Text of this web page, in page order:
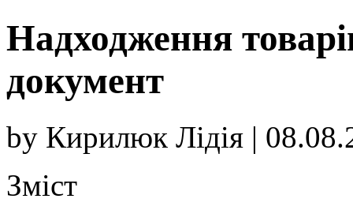
Надходження
документ
by Кирилюк Лідія |
Зміст